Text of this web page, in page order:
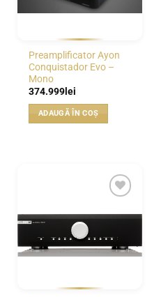
Preamplificator Ayon
Conquistador Evo –
Mono
374.999 lei
ADAUGĂ ÎN COȘ